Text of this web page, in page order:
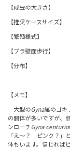
【成虫の大きさ】
【推奨ケースサイズ
【繁殖様式】
【プラ壁面歩行】
【分布】 ア
【メモ】
大型のGyna属のゴキ
の個体が多いですが、
ンローチGyna centurio
「え～？ ピンク？」
体もいます。信じればピ